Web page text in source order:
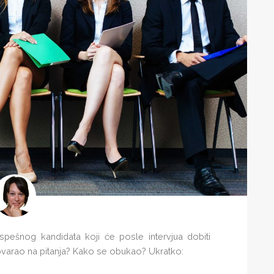
kandidata koji će posle intervjua dobiti
na pitanja? Kako se obukao? Ukratko: